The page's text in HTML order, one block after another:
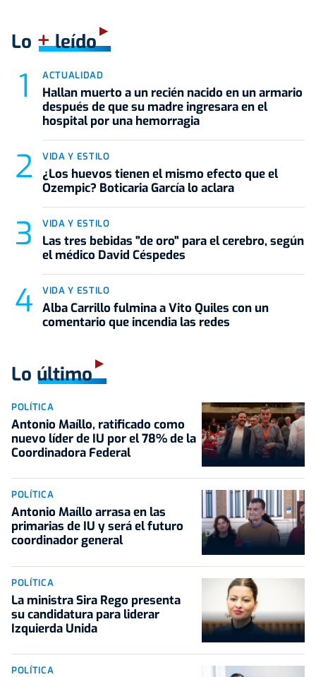
Lo +leído
ACTUALIDAD
Hallan muerto a un recién nacido en un armario
después de que su madre ingresara en el
hospital por una hemorragia
VIDA Y ESTILO
¿Los huevos tienen el mismo efecto que el
Ozempic? Boticaria García lo aclara
VIDA Y ESTILO
Las tres bebidas "de oro" para el cerebro, según
el médico David Céspedes
VIDA Y ESTILO
Alba Carrillo fulmina a Vito Quiles con un
comentario que incendia las redes
Lo último
POLÍTICA
Antonio Maíllo, ratificado como
nuevo líder de IU por el 78% de la
Coordinadora Federal
POLÍTICA
Antonio Maíllo arrasa en las
primarias de IU y será el futuro
coordinador general
POLÍTICA
La ministra Sira Rego presenta
su candidatura para liderar
Izquierda Unida
POLÍTICA